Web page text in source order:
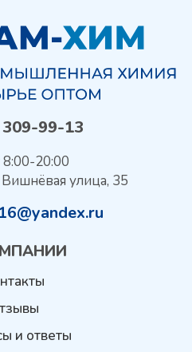
99-13
20:00
Вишнёвая улица, 35
и ответы